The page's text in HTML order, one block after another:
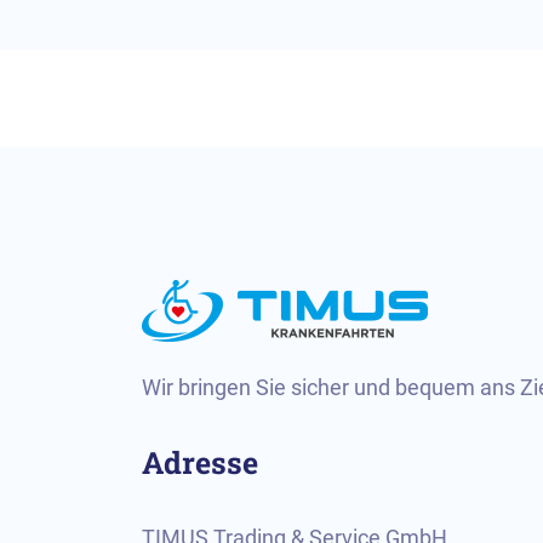
Wir bringen Sie sicher und bequem ans
Adresse
TIMUS Trading & Service GmbH